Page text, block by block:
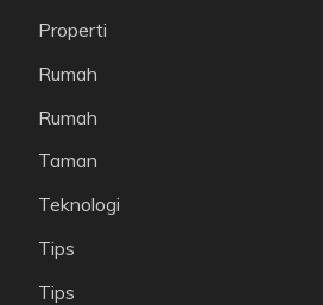
Properti
Rumah
Rumah
Taman
Teknologi
Tips
Tips